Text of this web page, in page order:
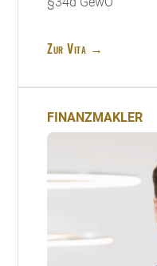
Zur Vita →
FINANZMAKLER